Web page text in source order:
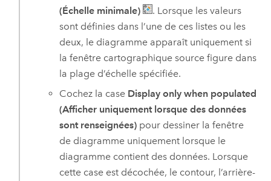
(Échelle minimale)
. Lorsque les valeurs
sont définies dans l’une de ces listes ou les
deux, le diagramme apparaît uniquement si
la fenêtre cartographique source figure dans
la plage d’échelle spécifiée.
Cochez la case Display only when populated
(Afficher uniquement lorsque des données
sont renseignées) pour dessiner la fenêtre
de diagramme uniquement lorsque le
diagramme contient des données. Lorsque
cette case est décochée, le contour, l’arrière-